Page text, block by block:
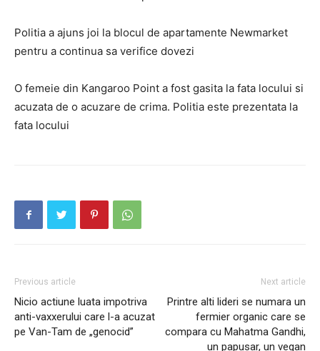
Politia a ajuns joi la blocul de apartamente Newmarket
pentru a continua sa verifice dovezi
O femeie din Kangaroo Point a fost gasita la fata locului si
acuzata de o acuzare de crima. Politia este prezentata la
fata locului
Previous article
Nicio actiune luata impotriva
anti-vaxxerului care l-a acuzat
pe Van-Tam de „genocid”
Next article
Printre alti lideri se numara un
fermier organic care se
compara cu Mahatma Gandhi,
un papusar, un vegan